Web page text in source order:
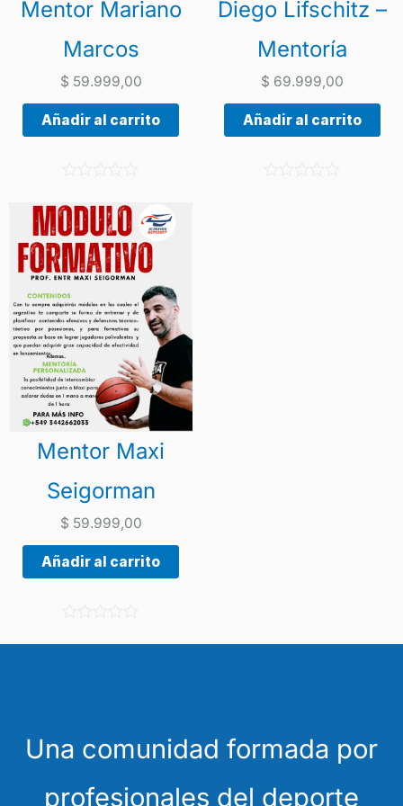
Mentor Mariano
Marcos
$ 59.999,00
Añadir al carrito
a
l
o
a
d
o
c
o
n
0
d
e
5
Diego Lifschitz –
Mentoría
$ 69.999,00
Añadir al carrito
Mentor Maxi
Seigorman
$ 59.999,00
Añadir al carrito
a
c
o
0
Una comunidad formada por
profesionales del deporte